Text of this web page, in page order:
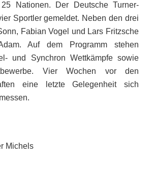
Nationen. Der Deutsche Turner-
Sportler gemeldet. Neben den drei
Fabian Vogel und Lars Fritzsche
Auf dem Programm stehen
und Synchron Wettkämpfe sowie
Vier Wochen vor den
eine letzte Gelegenheit sich
Michels